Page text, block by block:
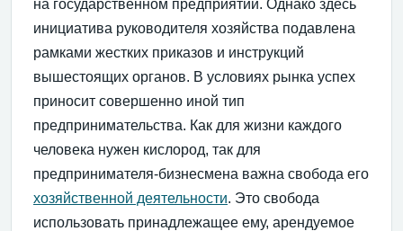
на государственном предприятии. Однако здесь
инициатива руководителя хозяйства подавлена
рамками жестких приказов и инструкций
вышестоящих органов. В условиях рынка успех
приносит совершенно иной тип
предпринимательства. Как для жизни каждого
человека нужен кислород, так для
предпринимателя-бизнесмена важна свобода его
хозяйственной деятельности. Это свобода
использовать принадлежащее ему, арендуемое